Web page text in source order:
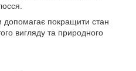
допомагає покращити стан
вигляду та природного